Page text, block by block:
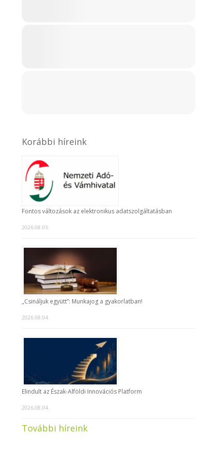
Korábbi híreink
Fontos változások az elektronikus adatszolgáltatásban
2026.08.05.
„Csináljuk együtt”: Munkajog a gyakorlatban!
2026.08.04.
Elindult az Észak-Alföldi Innovációs Platform
2026.08.04.
További híreink